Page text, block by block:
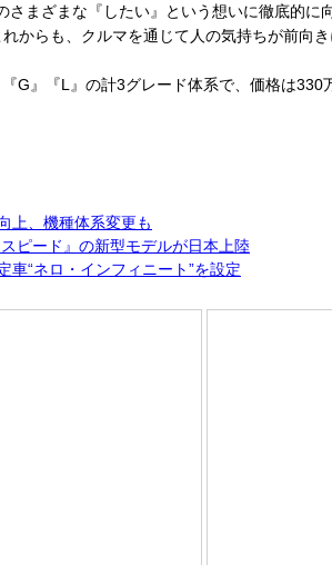
まざまな『したい』という想いに徹底的
からも、クルマを通じて人の気持ちが前向
』『L』の計3グレード体系で、価格は330
上、機種体系変更も
ピード』の新型モデルが日本上陸
“ネロ・インフィニート”を設定